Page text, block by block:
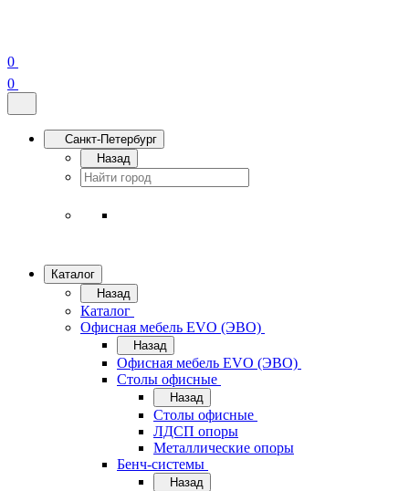
0
0
Санкт-Петербург
Назад
Каталог
Назад
Каталог
Офисная мебель EVO (ЭВО)
Назад
Офисная мебель EVO (ЭВО)
Cтолы офисные
Назад
Cтолы офисные
ЛДСП опоры
Металлические опоры
Бенч-системы
Назад